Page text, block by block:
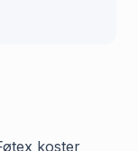
koster